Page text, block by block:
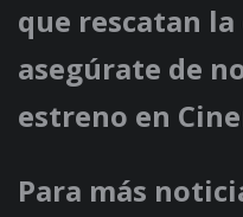
que rescatan
asegúrate de
estreno en
Para más